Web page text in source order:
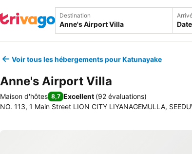
Destination
Voir tous les hébergements pour Katunayake
Anne's Airport Villa
Maison d'hôtes 8,7 Excellent (92 évaluations)
NO. 113, 1 Main Street LION CITY LIYANAGEMULLA,